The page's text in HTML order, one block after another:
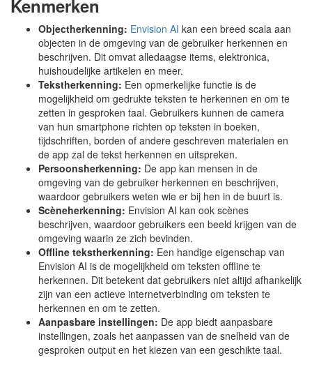
Kenmerken
Objectherkenning: Envision AI kan een breed scala aan
objecten in de omgeving van de gebruiker herkennen en
beschrijven. Dit omvat alledaagse items, elektronica,
huishoudelijke artikelen en meer.
Tekstherkenning: Een opmerkelijke functie is de
mogelijkheid om gedrukte teksten te herkennen en om te
zetten in gesproken taal. Gebruikers kunnen de camera
van hun smartphone richten op teksten in boeken,
tijdschriften, borden of andere geschreven materialen en
de app zal de tekst herkennen en uitspreken.
Persoonsherkenning: De app kan mensen in de
omgeving van de gebruiker herkennen en beschrijven,
waardoor gebruikers weten wie er bij hen in de buurt is.
Scèneherkenning: Envision AI kan ook scènes
beschrijven, waardoor gebruikers een beeld krijgen van de
omgeving waarin ze zich bevinden.
Offline tekstherkenning: Een handige eigenschap van
Envision AI is de mogelijkheid om teksten offline te
herkennen. Dit betekent dat gebruikers niet altijd afhankelijk
zijn van een actieve internetverbinding om teksten te
herkennen en om te zetten.
Aanpasbare instellingen: De app biedt aanpasbare
instellingen, zoals het aanpassen van de snelheid van de
gesproken output en het kiezen van een geschikte taal.